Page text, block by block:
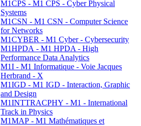
M1CPS - M1 CPS - Cyber Physical
Systems
M1CSN - M1 CSN - Computer Science
for Networks
M1CYBER - M1 Cyber - Cybersecurity
M1HPDA - M1 HPDA - High
Performance Data Analytics
M1I - M1 Informatique - Voie Jacques
Herbrand - X
M1IGD - M1 IGD - Interaction, Graphic
and Design
M1INTTRACPHY - M1 - International
Track in Physics
M1MAP - M1 Mathématiques et